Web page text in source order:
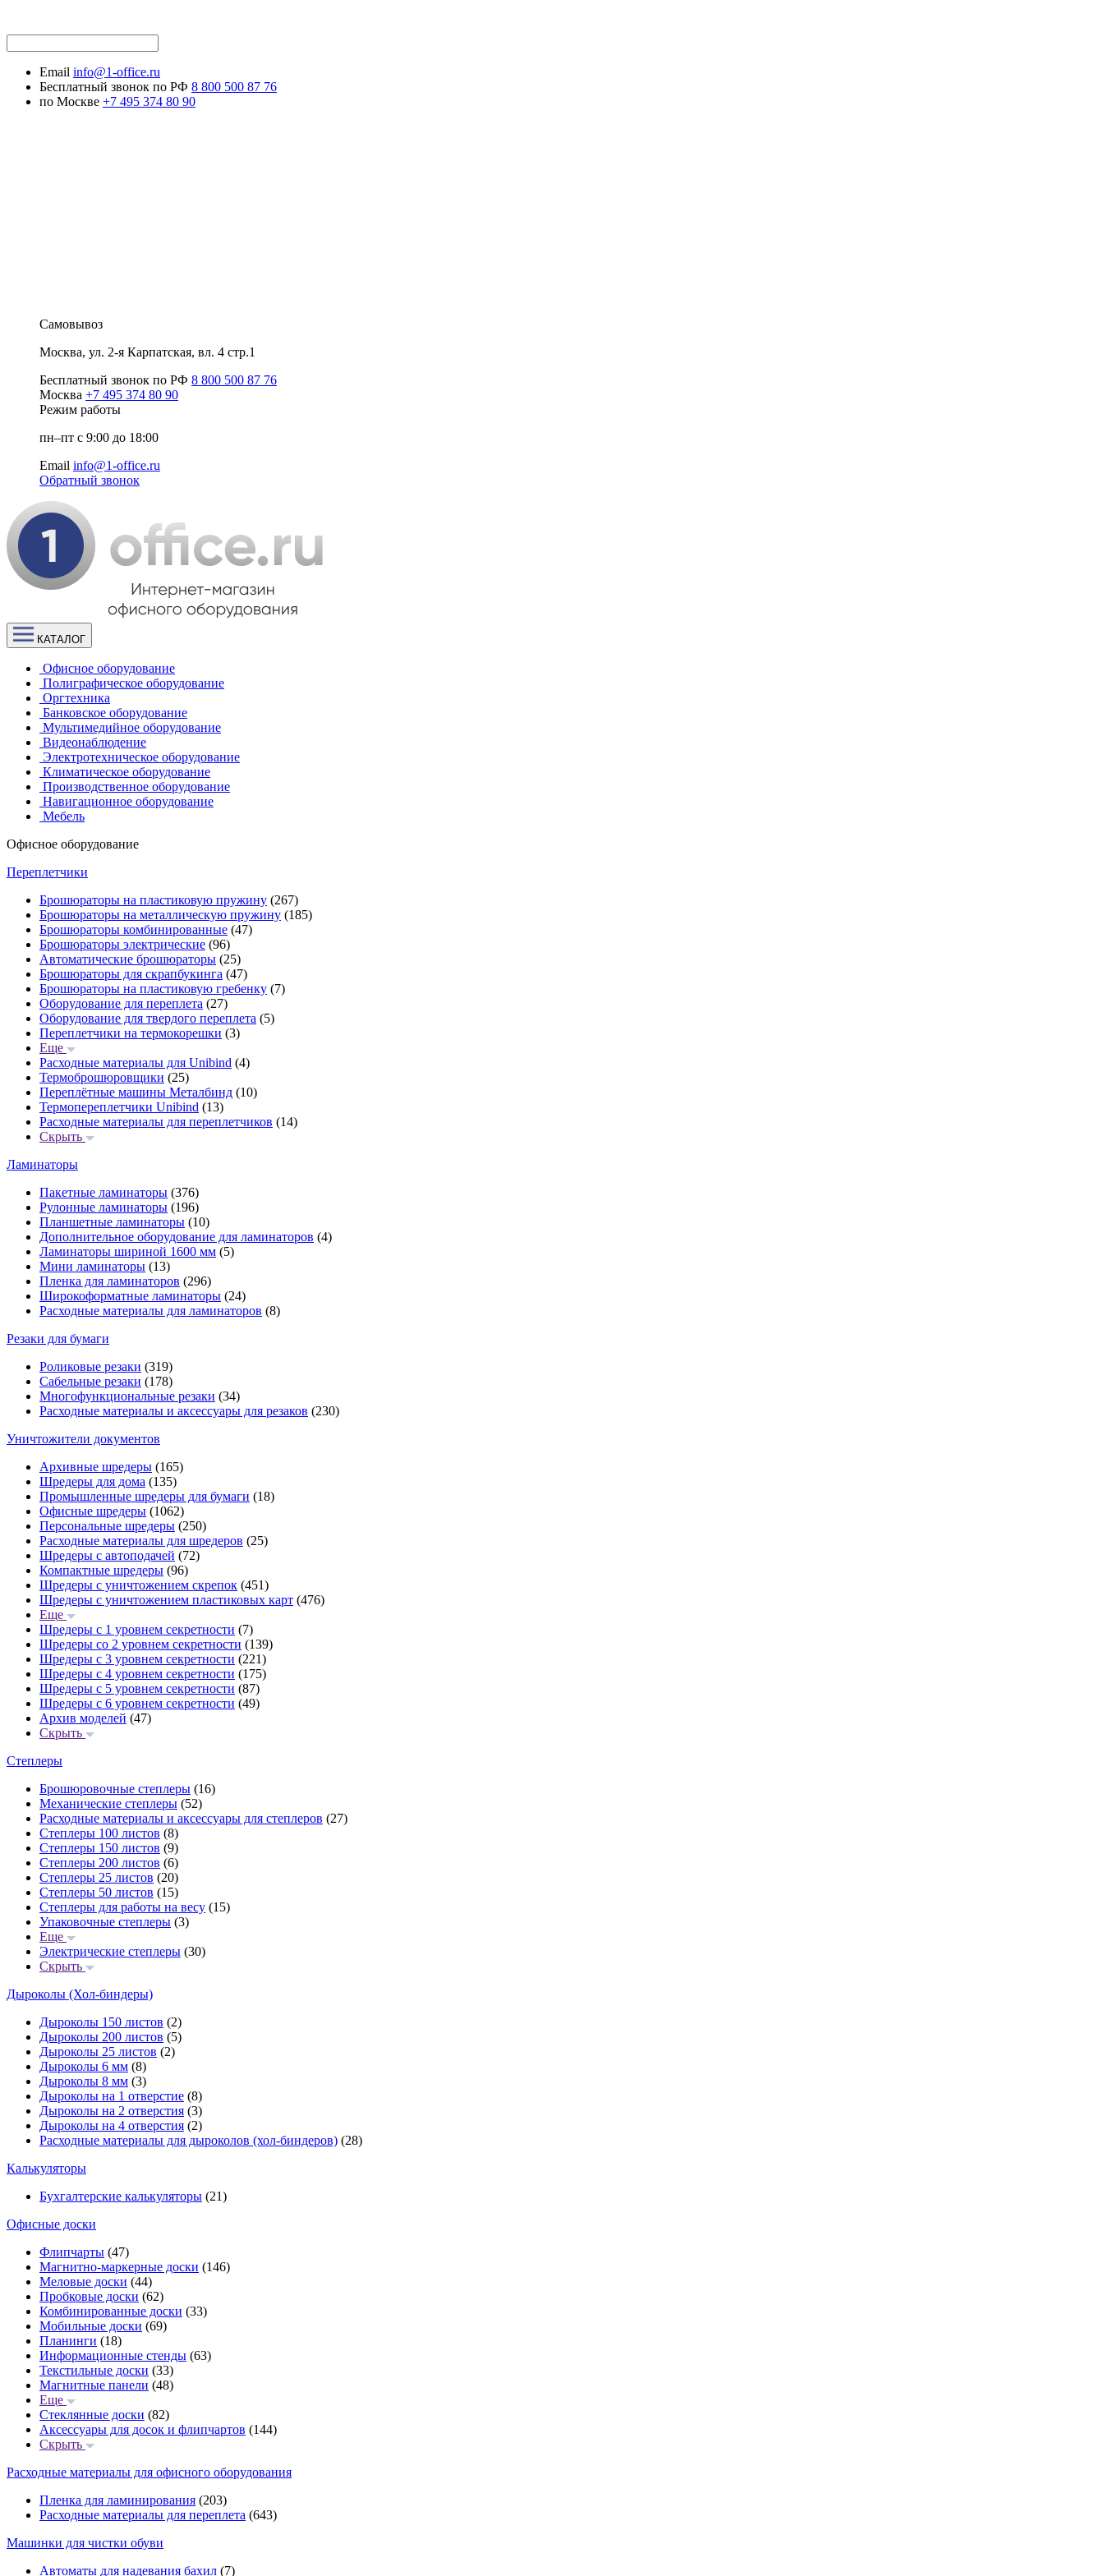
Email info@1-office.ru
Бесплатный звонок по РФ 8 800 500 87 76
по Москве +7 495 374 80 90
Самовывоз
Москва, ул. 2-я Карпатская, вл. 4 стр.1
Бесплатный звонок по РФ 8 800 500 87 76
Москва +7 495 374 80 90
Режим работы
пн–пт с 9:00 до 18:00
Email info@1-office.ru
Обратный звонок
КАТАЛОГ
Офисное оборудование
Полиграфическое оборудование
Оргтехника
Банковское оборудование
Мультимедийное оборудование
Видеонаблюдение
Электротехническое оборудование
Климатическое оборудование
Производственное оборудование
Навигационное оборудование
Мебель
Офисное оборудование
Переплетчики
Брошюраторы на пластиковую пружину (267)
Брошюраторы на металлическую пружину (185)
Брошюраторы комбинированные (47)
Брошюраторы электрические (96)
Автоматические брошюраторы (25)
Брошюраторы для скрапбукинга (47)
Брошюраторы на пластиковую гребенку (7)
Оборудование для переплета (27)
Оборудование для твердого переплета (5)
Переплетчики на термокорешки (3)
Еще
Расходные материалы для Unibind (4)
Термоброшюровщики (25)
Переплётные машины Металбинд (10)
Термопереплетчики Unibind (13)
Расходные материалы для переплетчиков (14)
Скрыть
Ламинаторы
Пакетные ламинаторы (376)
Рулонные ламинаторы (196)
Планшетные ламинаторы (10)
Дополнительное оборудование для ламинаторов (4)
Ламинаторы шириной 1600 мм (5)
Мини ламинаторы (13)
Пленка для ламинаторов (296)
Широкоформатные ламинаторы (24)
Расходные материалы для ламинаторов (8)
Резаки для бумаги
Роликовые резаки (319)
Сабельные резаки (178)
Многофункциональные резаки (34)
Расходные материалы и аксессуары для резаков (230)
Уничтожители документов
Архивные шредеры (165)
Шредеры для дома (135)
Промышленные шредеры для бумаги (18)
Офисные шредеры (1062)
Персональные шредеры (250)
Расходные материалы для шредеров (25)
Шредеры с автоподачей (72)
Компактные шредеры (96)
Шредеры с уничтожением скрепок (451)
Шредеры с уничтожением пластиковых карт (476)
Еще
Шредеры с 1 уровнем секретности (7)
Шредеры со 2 уровнем секретности (139)
Шредеры с 3 уровнем секретности (221)
Шредеры с 4 уровнем секретности (175)
Шредеры с 5 уровнем секретности (87)
Шредеры с 6 уровнем секретности (49)
Архив моделей (47)
Скрыть
Степлеры
Брошюровочные степлеры (16)
Механические степлеры (52)
Расходные материалы и аксессуары для степлеров (27)
Степлеры 100 листов (8)
Степлеры 150 листов (9)
Степлеры 200 листов (6)
Степлеры 25 листов (20)
Степлеры 50 листов (15)
Степлеры для работы на весу (15)
Упаковочные степлеры (3)
Еще
Электрические степлеры (30)
Скрыть
Дыроколы (Хол-биндеры)
Дыроколы 150 листов (2)
Дыроколы 200 листов (5)
Дыроколы 25 листов (2)
Дыроколы 6 мм (8)
Дыроколы 8 мм (3)
Дыроколы на 1 отверстие (8)
Дыроколы на 2 отверстия (3)
Дыроколы на 4 отверстия (2)
Расходные материалы для дыроколов (хол-биндеров) (28)
Калькуляторы
Бухгалтерские калькуляторы (21)
Офисные доски
Флипчарты (47)
Магнитно-маркерные доски (146)
Меловые доски (44)
Пробковые доски (62)
Комбинированные доски (33)
Мобильные доски (69)
Планинги (18)
Информационные стенды (63)
Текстильные доски (33)
Магнитные панели (48)
Еще
Стеклянные доски (82)
Аксессуары для досок и флипчартов (144)
Скрыть
Расходные материалы для офисного оборудования
Пленка для ламинирования (203)
Расходные материалы для переплета (643)
Машинки для чистки обуви
Автоматы для надевания бахил (7)